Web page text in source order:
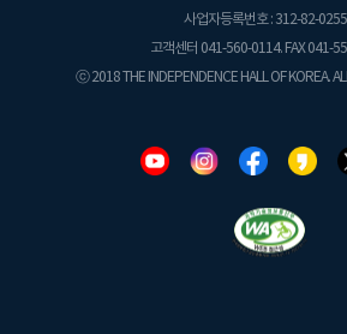
사업자등록번호 : 312-82-
고객센터 041-560-0114. FAX 041-
ⓒ 2018 THE INDEPENDENCE HALL OF KOREA.